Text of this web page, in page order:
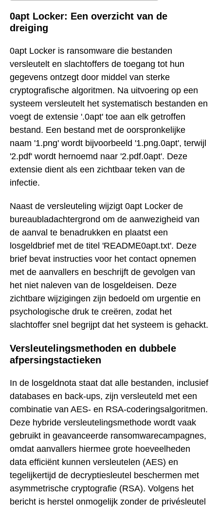
0apt Locker: Een overzicht van de
dreiging
0apt Locker is ransomware die bestanden
versleutelt en slachtoffers de toegang tot hun
gegevens ontzegt door middel van sterke
cryptografische algoritmen. Na uitvoering op een
systeem versleutelt het systematisch bestanden en
voegt de extensie '.0apt' toe aan elk getroffen
bestand. Een bestand met de oorspronkelijke
naam '1.png' wordt bijvoorbeeld '1.png.0apt', terwijl
'2.pdf' wordt hernoemd naar '2.pdf.0apt'. Deze
extensie dient als een zichtbaar teken van de
infectie.
Naast de versleuteling wijzigt 0apt Locker de
bureaubladachtergrond om de aanwezigheid van
de aanval te benadrukken en plaatst een
losgeldbrief met de titel 'README0apt.txt'. Deze
brief bevat instructies voor het contact opnemen
met de aanvallers en beschrijft de gevolgen van
het niet naleven van de losgeldeisen. Deze
zichtbare wijzigingen zijn bedoeld om urgentie en
psychologische druk te creëren, zodat het
slachtoffer snel begrijpt dat het systeem is gehackt.
Versleutelingsmethoden en dubbele
afpersingstactieken
In de losgeldnota staat dat alle bestanden, inclusief
databases en back-ups, zijn versleuteld met een
combinatie van AES- en RSA-coderingsalgoritmen.
Deze hybride versleutelingsmethode wordt vaak
gebruikt in geavanceerde ransomwarecampagnes,
omdat aanvallers hiermee grote hoeveelheden
data efficiënt kunnen versleutelen (AES) en
tegelijkertijd de decryptiesleutel beschermen met
asymmetrische cryptografie (RSA). Volgens het
bericht is herstel onmogelijk zonder de privésleutel